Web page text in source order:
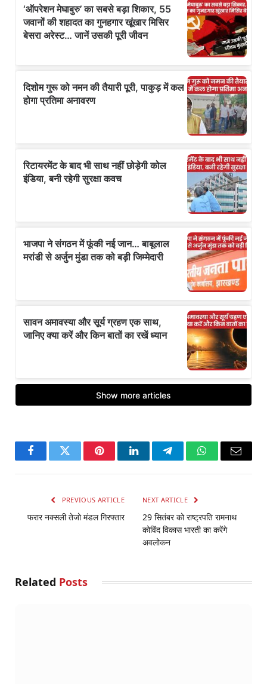
FacebookTwitter PinterestLinkedInTelegramWhatsApp
Email
PREVIOUS ARTICLE
फरार नक्सली तेजो मंडल गिरफ्तार
NEXT ARTICLE
29 सितंबर को राष्ट्रपति रामनाथ
कोविंद विकास भारती का करेंगे
अवलोकन
Related Posts